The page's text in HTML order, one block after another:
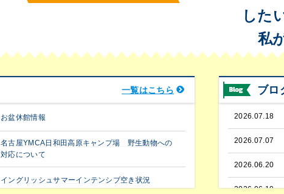
した
私
一覧はこちら
お盆休館情報
名古屋YMCA日和田高原キャンプ場 野生動物への
対応について
イングリッシュサマーインテンシブ空き状況
ブロ
2026.07.18
2026.07.07
2026.06.20
2026.06.19